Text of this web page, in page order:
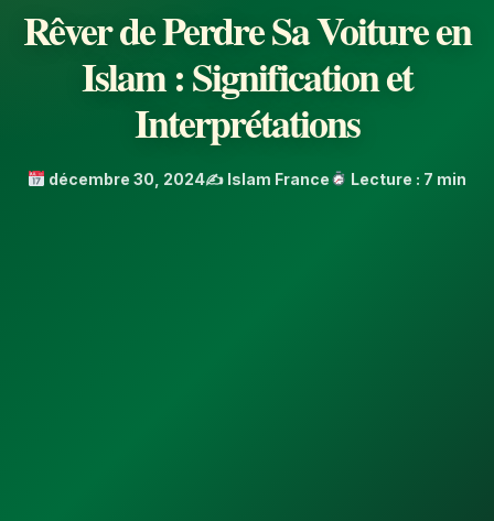
Rêver de Perdre Sa Voiture en
Islam : Signification et
Interprétations
décembre 30, 2024✍️ Islam France Lecture : 7 min